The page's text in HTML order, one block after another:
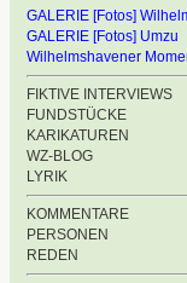
GALERIE [Fotos]
GALERIE [Fotos] Umzu
Wilhelmshavener
FIKTIVE INTERVIEWS
FUNDSTÜCKE
KARIKATUREN
WZ-BLOG
LYRIK
KOMMENTARE
PERSONEN
REDEN